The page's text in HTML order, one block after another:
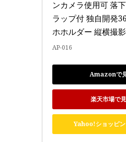
ンカメラ使用可 落
ラップ付 独自開発
ホホルダー 縦横撮
AP-016
Amazonで
楽天市場で
Yahoo!ショッピン